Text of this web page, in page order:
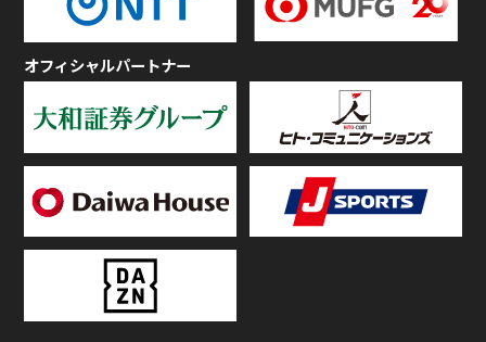
オフィシャルパートナー